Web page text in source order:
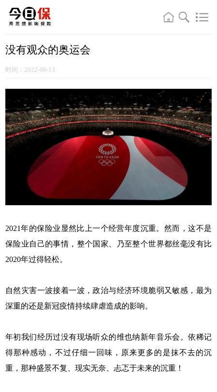
没有观众的奥运会
时间：2022-06-13
2021年的保险业显然比上一个经营年度沉重。然而，这不是
保险业自己的事情，整个国家、乃至整个世界都丝毫没有比
2020年过得轻松。
自然灾害一波接着一波，政治与经济环境脆弱又敏感，最为
深重的还是新冠疫情持续肆虐造成的影响。
年初我们经历过没有现场听众的维也纳新年音乐会。依稀记
得那种感动，不过仔细一回味，原来更多的是抹不去的沉
重，那种盛景不复、现实无奈、忐忑于未来的沉重！